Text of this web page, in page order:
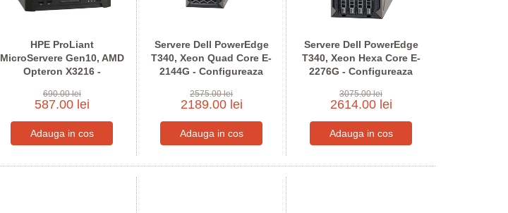
HPE ProLiant
MicroServere Gen10, AMD
Opteron X3216 -
comanda
690.00 lei
587.00 lei
Servere Dell PowerEdge
T340, Xeon Quad Core E-
2144G - Configureaza
2575.00 lei
2189.00 lei
Servere Dell PowerEdge
T340, Xeon Hexa Core E-
2276G - Configureaza
3075.00 lei
2614.00 lei